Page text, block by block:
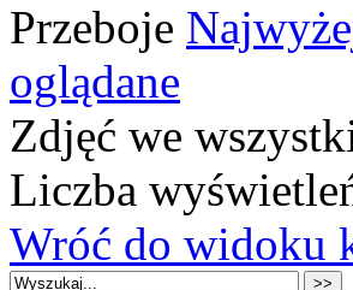
Przeboje
oglądane
Zdjęć we
Liczba
Wróć do widoku